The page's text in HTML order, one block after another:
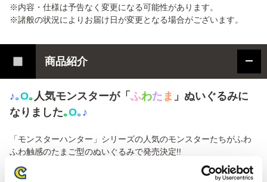
※内容・仕様は予告なく変更になる可能性があります。
※諸般の状況によりお届け日が変更となる場合がございます。
商品紹介
♪｡O｡ 人気モンスターが「 ふわた ま 」ぬいぐるみに
なりました｡O｡♪
「モンスターハンター」シリーズの人気のモンスターたちがふわ
ふわ触感のたまご型のぬいぐるみで発売決定!!
リオレウス
」の3種をライ
ンナップ。